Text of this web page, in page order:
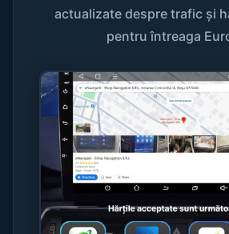
actualizate despre trafic și
pentru întreaga